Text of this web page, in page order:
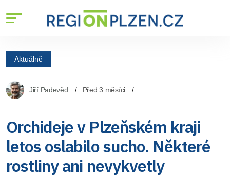
Aktuálně
Jiří Padevěd Před 3 měsíci
Orchideje v Plzeňském kraji
letos oslabilo sucho. Některé
rostliny ani nevykvetly